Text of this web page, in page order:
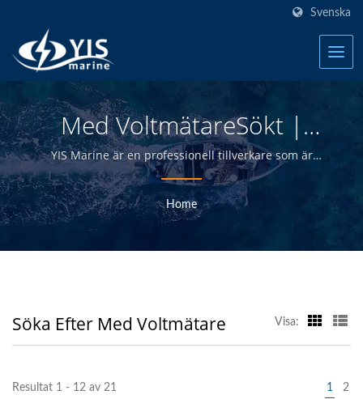
Svenska
Med VoltmätareSökt |
Taiwan Vattentäta
Brytpaneler För Båtar
Tillverkare | YIS Marine
YIS Marine är en professionell tillverkare som är
engagerad i att tillhandahålla högkvalitativa elektriska
och elektroniska produkter till distributörer, grossister,
återförsäljare och båtbyggare inom den marina
Home
Söka Efter Med Voltmätare Visa:
Resultat 1 - 12 av 21 1 2